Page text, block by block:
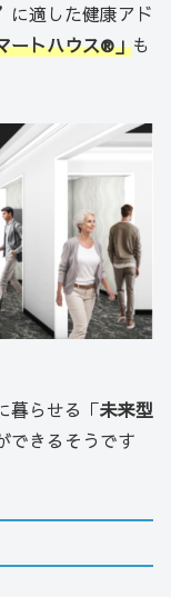
適した健康アド
ートハウス®」も
暮らせる「未来型
できるそうです